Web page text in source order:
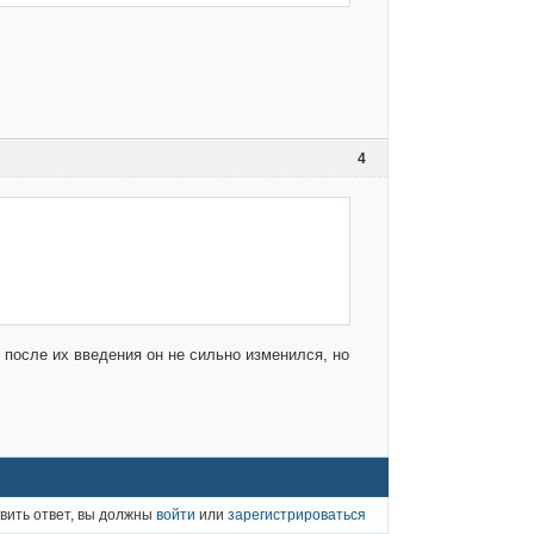
4
их введения он не сильно изменился, но
ответ, вы должны войти или зарегистрироваться